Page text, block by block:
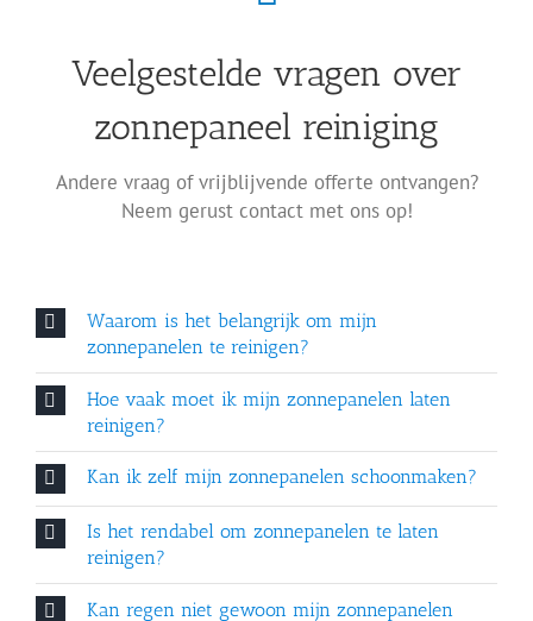
Veelgestelde vragen over
zonnepaneel reiniging
Andere vraag of vrijblijvende offerte ontvangen?
Neem gerust contact met ons op!
Waarom is het belangrijk om mijn
zonnepanelen te reinigen?
Hoe vaak moet ik mijn zonnepanelen laten
reinigen?
Kan ik zelf mijn zonnepanelen schoonmaken?
Is het rendabel om zonnepanelen te laten
reinigen?
Kan regen niet gewoon mijn zonnepanelen